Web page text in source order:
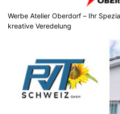
Werbe Atelier Oberdorf – Ihr
kreative Veredelung